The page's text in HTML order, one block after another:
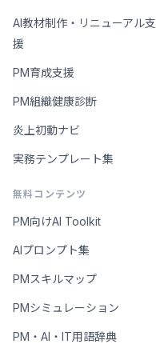
AI教材制作・リニューアル支
援
PM育成支援
PM組織健康診断
炎上初動ナビ
実務テンプレート集
無料コンテンツ
PM向けAI Toolkit
AIプロンプト集
PMスキルマップ
PMシミュレーション
PM・AI・IT用語辞典